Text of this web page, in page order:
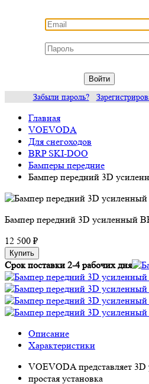
Войти
Забыли пароль?
Главная
VOEVODA
Для снегоходов
BRP SKI-DOO
Бамперы передние
Бампер передний 3D
Бампер передний 3D усиленный
12 500 ₽
Купить
Срок поставки 2-4 рабочих дня
Описание
Характеристики
VOEVODA представляет
простая установка